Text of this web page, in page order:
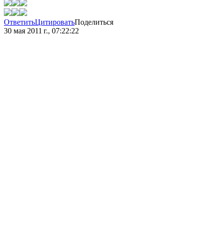
ОтветитьЦитироватьПоделиться
30 мая 2011 г., 07:22:22